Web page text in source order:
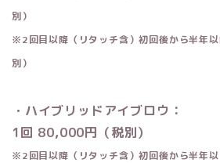
別）
※2回目以降（リタッチ含）初回後から半年
別）
・ハイブリッドアイブロウ：
1回 80,000円 （税別）
※2回目以降（リタッチ含）初回後から半年